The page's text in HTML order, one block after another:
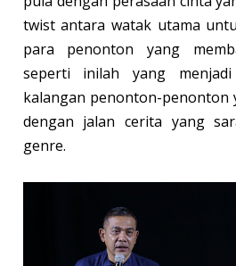
twist antara watak utama
para penonton yang
seperti inilah yang
kalangan penonton-penonton
dengan jalan cerita yang
genre.